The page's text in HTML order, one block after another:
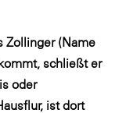
Zollinger (Name
schließt er
oder
ist dort